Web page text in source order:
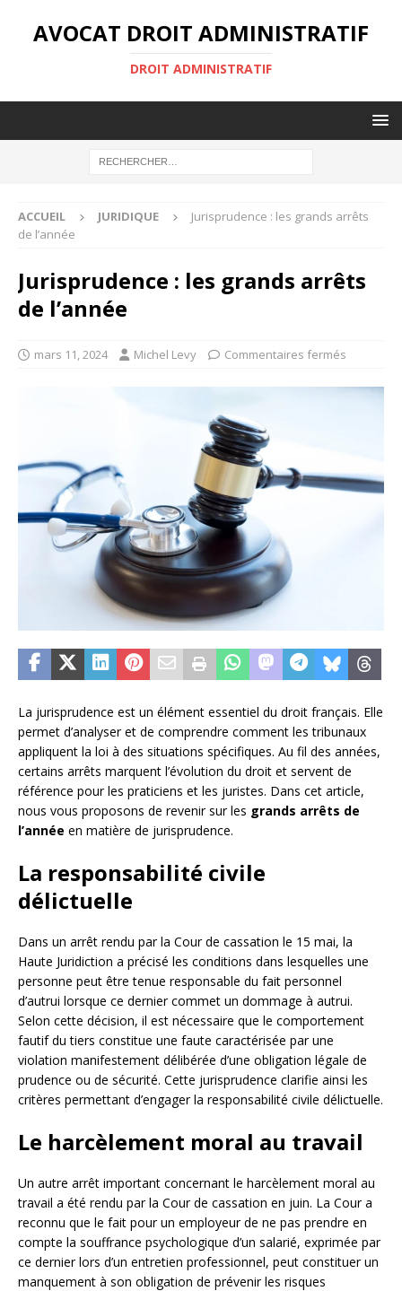
AVOCAT DROIT ADMINISTRATIF
DROIT ADMINISTRATIF
ACCUEIL JURIDIQUE
Jurisprudence : les grands arrêts
de l’année
Jurisprudence : les grands arrêts
de l’année
mars 11, 2024 Michel Levy Commentaires fermés
La jurisprudence est un élément essentiel du droit français. Elle
permet d’analyser et de comprendre comment les tribunaux
appliquent la loi à des situations spécifiques. Au fil des années,
certains arrêts marquent l’évolution du droit et servent de
référence pour les praticiens et les juristes. Dans cet article,
nous vous proposons de revenir sur les grands arrêts de
l’année en matière de jurisprudence.
La responsabilité civile
délictuelle
Dans un arrêt rendu par la Cour de cassation le 15 mai, la
Haute Juridiction a précisé les conditions dans lesquelles une
personne peut être tenue responsable du fait personnel
d’autrui lorsque ce dernier commet un dommage à autrui.
Selon cette décision, il est nécessaire que le comportement
fautif du tiers constitue une faute caractérisée par une
violation manifestement délibérée d’une obligation légale de
prudence ou de sécurité. Cette jurisprudence clarifie ainsi les
critères permettant d’engager la responsabilité civile délictuelle.
Le harcèlement moral au travail
Un autre arrêt important concernant le harcèlement moral au
travail a été rendu par la Cour de cassation en juin. La Cour a
reconnu que le fait pour un employeur de ne pas prendre en
compte la souffrance psychologique d’un salarié, exprimée par
ce dernier lors d’un entretien professionnel, peut constituer un
manquement à son obligation de prévenir les risques